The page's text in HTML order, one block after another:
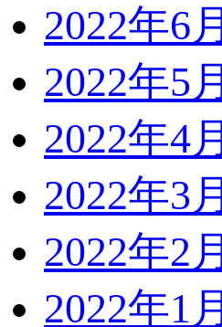
2022年6月
2022年5月
2022年4月
2022年3月
2022年2月
2022年1月